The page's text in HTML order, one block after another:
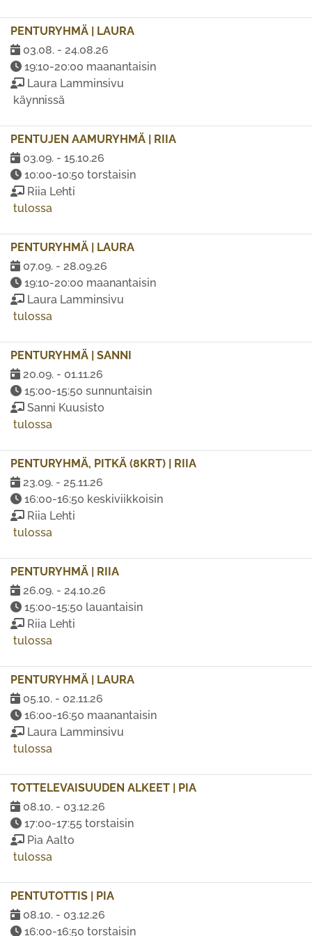
PENTURYHMÄ | LAURA
03.08. - 24.08.26
19:10-20:00 maanantaisin
Laura Lamminsivu
käynnissä
PENTUJEN AAMURYHMÄ | RIIA
03.09. - 15.10.26
10:00-10:50 torstaisin
Riia Lehti
tulossa
PENTURYHMÄ | LAURA
07.09. - 28.09.26
19:10-20:00 maanantaisin
Laura Lamminsivu
tulossa
PENTURYHMÄ | SANNI
20.09. - 01.11.26
15:00-15:50 sunnuntaisin
Sanni Kuusisto
tulossa
PENTURYHMÄ, PITKÄ (8KRT) | RIIA
23.09. - 25.11.26
16:00-16:50 keskiviikkoisin
Riia Lehti
tulossa
PENTURYHMÄ | RIIA
26.09. - 24.10.26
15:00-15:50 lauantaisin
Riia Lehti
tulossa
PENTURYHMÄ | LAURA
05.10. - 02.11.26
16:00-16:50 maanantaisin
Laura Lamminsivu
tulossa
TOTTELEVAISUUDEN ALKEET | PIA
08.10. - 03.12.26
17:00-17:55 torstaisin
Pia Aalto
tulossa
PENTUTOTTIS | PIA
08.10. - 03.12.26
16:00-16:50 torstaisin